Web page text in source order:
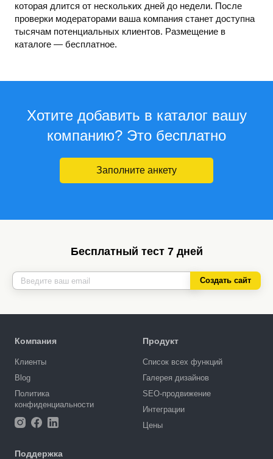
которая длится от нескольких дней до недели. После
проверки модераторами ваша компания станет доступна
тысячам потенциальных клиентов. Размещение в
каталоге — бесплатное.
Хотите добавить в каталог вашу
компанию? Это бесплатно
Заполните анкету
Бесплатный тест 7 дней
Создать сайт
Компания
Клиенты
Blog
Политика
конфиденциальности
Продукт
Список всех функций
Галерея дизайнов
SEO-продвижение
Интеграции
Цены
Поддержка